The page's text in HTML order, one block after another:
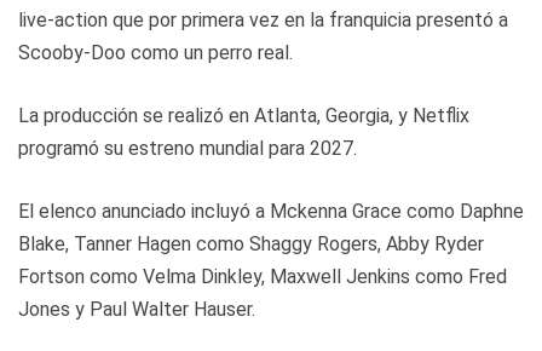
live-action que por primera vez en la franquicia presentó a
Scooby-Doo como un perro real.
La producción se realizó en Atlanta, Georgia, y Netflix
programó su estreno mundial para 2027.
El elenco anunciado incluyó a Mckenna Grace como Daphne
Blake, Tanner Hagen como Shaggy Rogers, Abby Ryder
Fortson como Velma Dinkley, Maxwell Jenkins como Fred
Jones y Paul Walter Hauser.